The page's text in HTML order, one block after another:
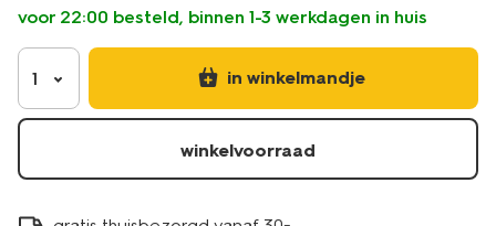
voor 22:00 besteld, binnen 1-3 werkdagen in huis
1 in winkelmandje
winkelvoorraad